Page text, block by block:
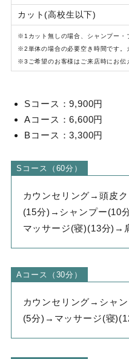
カット(高校生以下)
※1カット無しの場合、シャンプー
※2単体の場合の必要空き時間です。
※3ご希望のお客様はご来店時にお伝
Sコース：9,900円
Aコース：6,600円
Bコース：3,300円
Sコース（60分）
カウンセリング→頭皮
(15分)→シャンプー(10
マッサージ(寝)(13分)→
Aコース（30分）
カウンセリング→シャ
(5分)→マッサージ(寝